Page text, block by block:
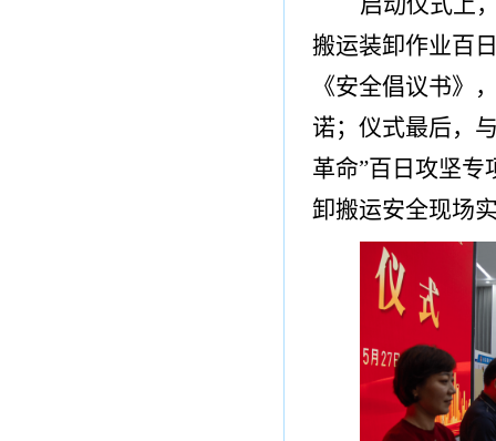
搬运装卸作业百
《安全倡议书》
诺； 仪式最后，
革命”百日攻坚专
卸搬运安全现场